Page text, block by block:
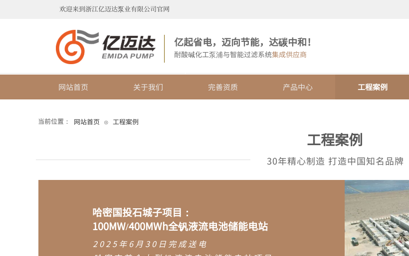
欢迎来到浙江亿迈达泵业有限公司官网
亿起省电，迈向节能，达碳中和！
耐酸碱化工泵浦与智能过滤系统集成供应商
网站首页 关于我们 完善资质 产品中心 工程案例
哈密国投石城子项目：
100MW/400MWh全钒液流电池储能电站
2025年6月30日完成送电
工程案例
当前位置：
30年精心制造 打造中国知名品牌
网站首页 ⊙ 工程案例